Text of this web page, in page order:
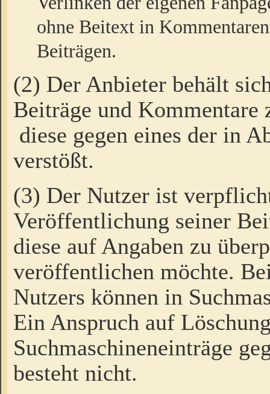
ohne Beitext in
Beiträgen.
(2) Der Anbieter behält
Beiträge und Kommentare
diese gegen eines der in
verstößt.
(3) Der Nutzer ist
Veröffentlichung seiner
diese auf Angaben zu
veröffentlichen möchte.
Nutzers können in
Ein Anspruch auf
Suchmaschineneinträge
besteht nicht.